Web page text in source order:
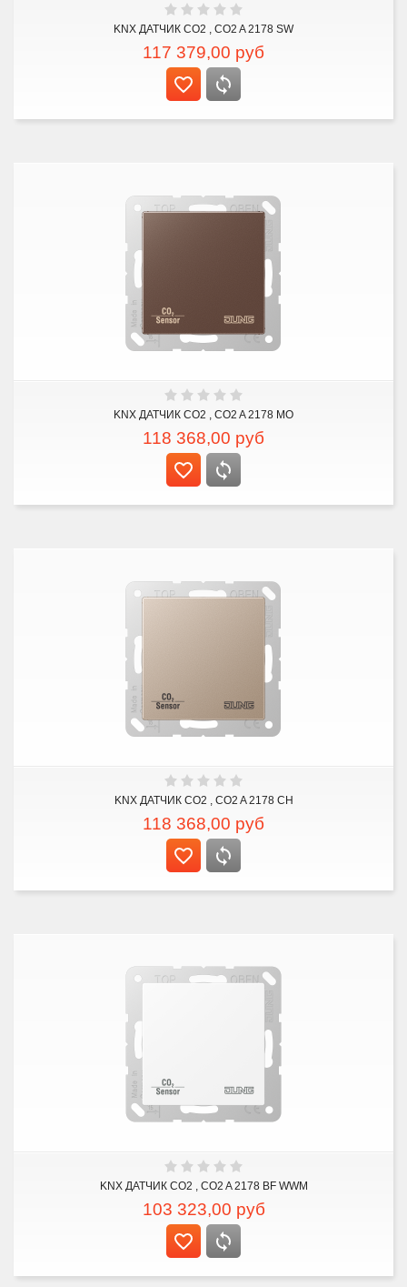
KNX ДАТЧИК CO2 , CO2 A 2178 SW
117 379,00 руб
KNX ДАТЧИК CO2 , CO2 A 2178 MO
118 368,00 руб
KNX ДАТЧИК CO2 , CO2 A 2178 CH
118 368,00 руб
KNX ДАТЧИК CO2 , CO2 A 2178 BF WWM
103 323,00 руб